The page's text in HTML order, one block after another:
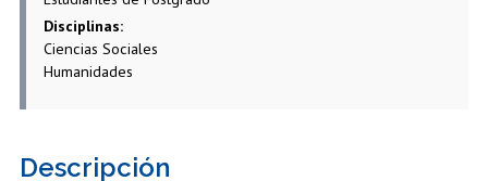
Disciplinas:
Ciencias Sociales
Humanidades
Descripción